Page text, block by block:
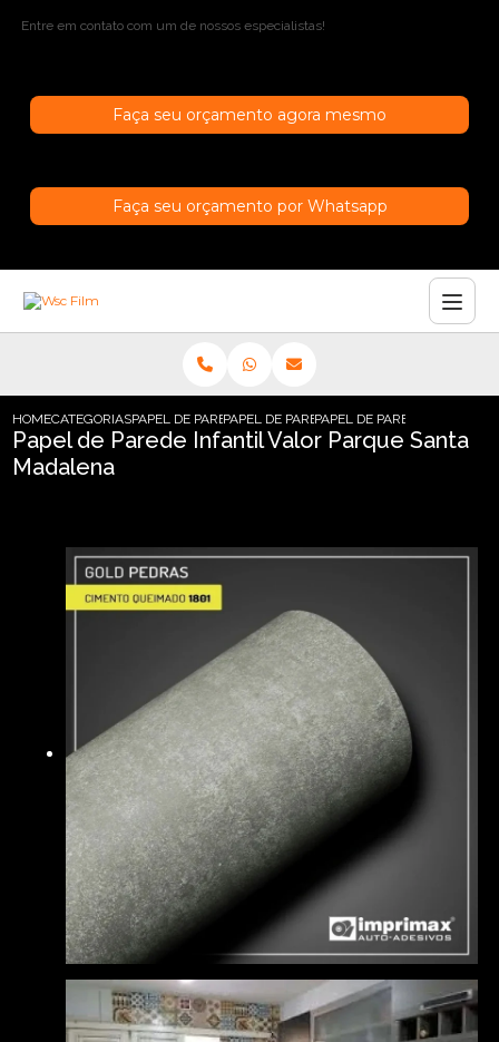
Entre em contato com um de nossos especialistas!
Faça seu orçamento agora mesmo
Faça seu orçamento por Whatsapp
HOMECATEGORIASPAPEL DE PAREDEPAPEL DE PAREDE INFANTILPAPEL DE PAREDE INFANTIL
Papel de Parede Infantil Valor Parque Santa
Madalena